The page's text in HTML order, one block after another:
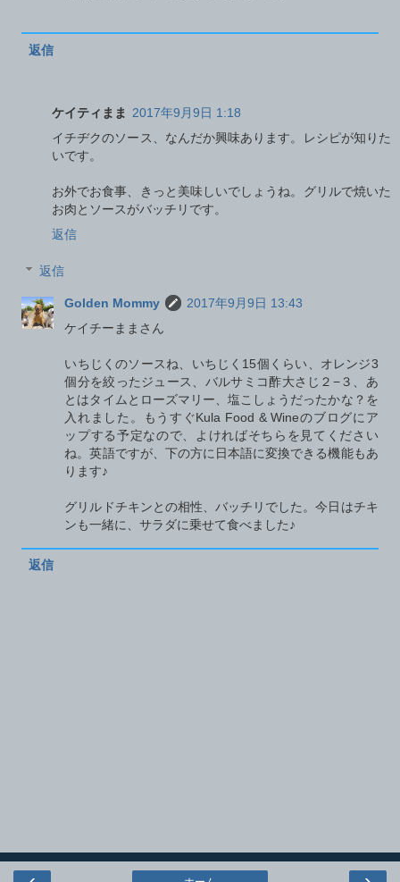
返信
ケイティまま
2017年9月9日 1:18
イチヂクのソース、なんだか興味あります。レシピが知りた
いです。
お外でお食事、きっと美味しいでしょうね。グリルで焼いた
お肉とソースがバッチリです。
返信
返信
Golden Mommy
2017年9月9日 13:43
ケイチーままさん
いちじくのソースね、いちじく15個くらい、オレンジ3
個分を絞ったジュース、バルサミコ酢大さじ２−３、あ
とはタイムとローズマリー、塩こしょうだったかな？を
入れました。もうすぐKula Food & Wineのブログにア
ップする予定なので、よければそちらを見てください
ね。英語ですが、下の方に日本語に変換できる機能もあ
ります♪
グリルドチキンとの相性、バッチリでした。今日はチキ
ンも一緒に、サラダに乗せて食べました♪
返信